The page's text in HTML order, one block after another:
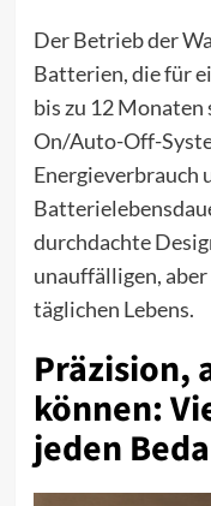
Der Betrieb der
Batterien, die für
bis zu 12
On/Auto-Off-
Energieverbrauch
durchdachte
unauffälligen,
täglichen Lebens.
Präzision,
können:
jeden